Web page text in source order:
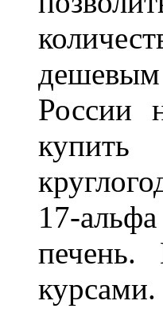
России
купить
17-
печень.
курсами.